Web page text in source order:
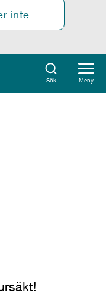
inte
Sök Meny